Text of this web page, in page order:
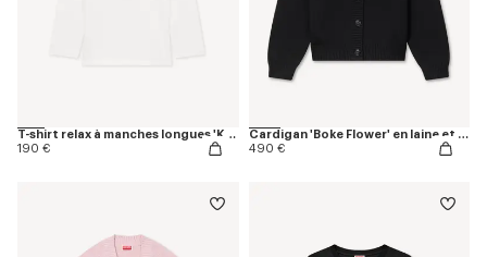
T-shirt relax à manches longues 'KENZO Tulip' en coton
190 €
Cardigan 'Boke Flower' en laine et coton
490 €